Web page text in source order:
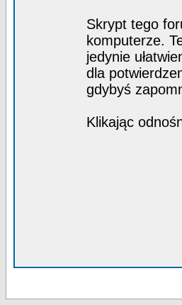
Skrypt tego
komputerze.
jedynie
dla
gdybyś
Klikając